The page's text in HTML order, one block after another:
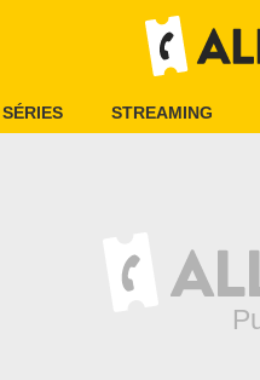
SÉRIES STREAMING